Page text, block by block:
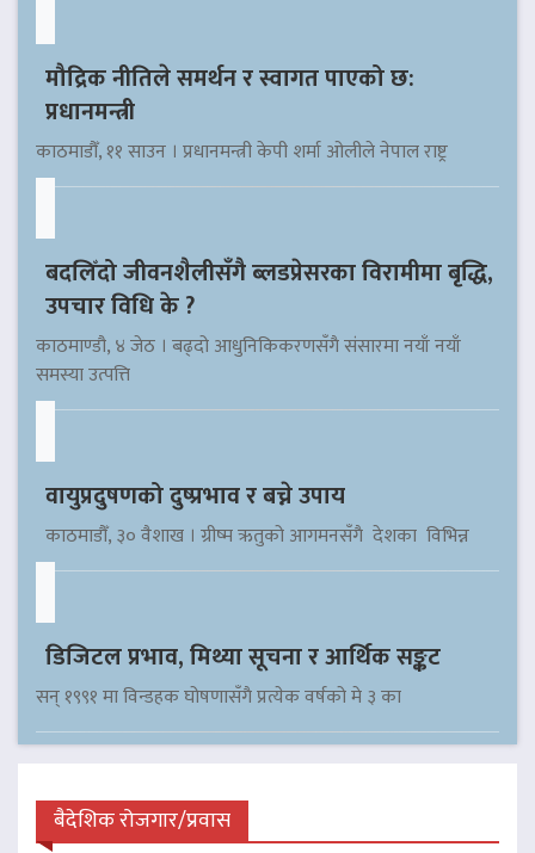
मौद्रिक नीतिले समर्थन र स्वागत पाएको छ:
प्रधानमन्त्री
काठमाडौँ, ११ साउन । प्रधानमन्त्री केपी शर्मा ओलीले नेपाल राष्ट्र
बदलिँदो जीवनशैलीसँगै ब्लडप्रेसरका विरामीमा बृद्धि,
उपचार विधि के ?
काठमाण्डौ, ४ जेठ । बढ्दो आधुनिकिकरणसँगै संसारमा नयाँ नयाँ
समस्या उत्पत्ति
वायुप्रदुषणको दुष्प्रभाव र बच्ने उपाय
काठमाडौँ, ३० वैशाख । ग्रीष्म ऋतुको आगमनसँगै देशका विभिन्न
डिजिटल प्रभाव, मिथ्या सूचना र आर्थिक सङ्कट
सन् १९९१ मा विन्डहक घोषणासँगै प्रत्येक वर्षको मे ३ का
बैदेशिक रोजगार/प्रवास